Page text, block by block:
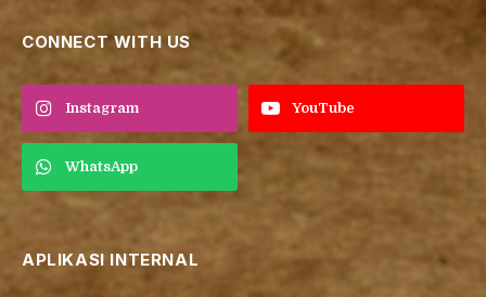
CONNECT WITH US
Instagram YouTube
WhatsApp
APLIKASI INTERNAL